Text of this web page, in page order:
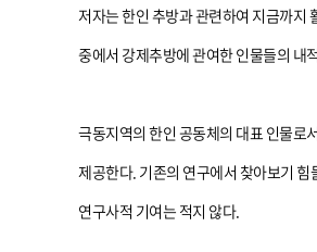
저자는 한인 추방과 관련하여 지금까지
중에서 강제추방에 관여한 인물들의 내
극동지역의 한인 공동체의 대표 인물로
제공한다. 기존의 연구에서 찾아보기
연구사적 기여는 적지 않다.